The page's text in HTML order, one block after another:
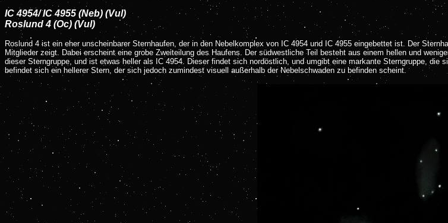
IC 4954/ IC 4955 (Neb) (Vul)
Roslund 4 (Oc) (Vul)
Roslund 4 ist ein eher unscheinbarer Sternhaufen, der in den Nebelkomplex von IC 4954 und IC 4955 eingebettet ist. Der
Mitglieder zeigt. Dabei erscheint eine grobe Zweiteilung des Haufens. Der südwestliche Teil besteht aus einem hellen und
dieser Sterngruppe, und ist etwas heller als IC 4954. Dieser findet sich nordöstlich, und umgibt eine markante Sterngruppe,
befindet sich ein hellerer Stern, der sich jedoch zumindest visuell außerhalb der Nebelschwaden zu befinden scheint.